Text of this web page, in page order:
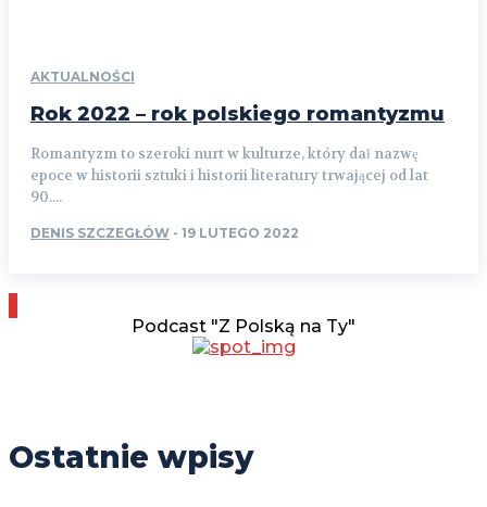
AKTUALNOŚCI
Rok 2022 – rok polskiego romantyzmu
Romantyzm to szeroki nurt w kulturze, który dał nazwę
epoce w historii sztuki i historii literatury trwającej od lat
90....
DENIS SZCZEGŁÓW - 19 LUTEGO 2022
Podcast "Z Polską na Ty"
Ostatnie wpisy